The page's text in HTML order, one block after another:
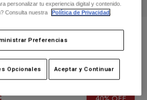
Pro D3O®
personalizar tu experiencia digital y contenido.
Consulta nuestra
Política de Privacidad
Preferencias
Opcionales Aceptar y Continuar